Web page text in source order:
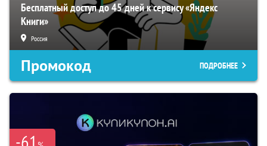
Бесплатный доступ до 45 дней к сервису «Яндекс
Книги»
Россия
Промокод ПОДРОБНЕЕ